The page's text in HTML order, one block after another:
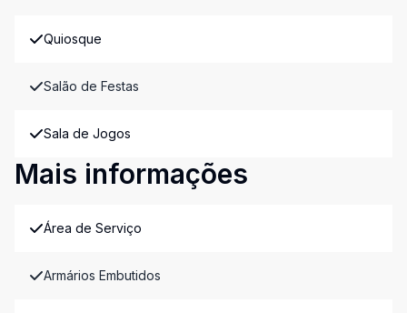
Quiosque
Salão de Festas
Sala de Jogos
Mais informações
Área de Serviço
Armários Embutidos